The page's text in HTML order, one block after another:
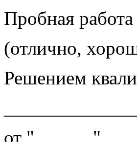
Пробная
(отлично,
Решением
от "______"